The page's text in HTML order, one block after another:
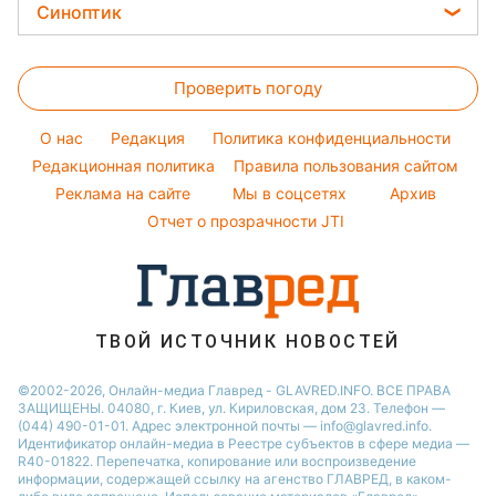
Новости Житомира
Елена Зеленская
Ани Лорак
Алла Пугачева
Максим Галкин
Настя Каменских
Легкие десерты
Праздничное меню
Авто
Стирка
Комнатные растения
Цены на продукты
Денежная помощь
Курс валют
Синоптик
Магнитные бури
Погода на сегодня
Погода на завтра
Пылевая буря
Проверить погоду
O нас Редакция
Политика конфиденциальности
Редакционная политика
Правила пользования сайтом
Реклама на сайте
Мы в соцсетях
Архив
Отчет о прозрачности JTI
ТВОЙ ИСТОЧНИК НОВОСТЕЙ
©2002-2026, Онлайн-медиа Главред - GLAVRED.INFO. ВСЕ ПРАВА
ЗАЩИЩЕНЫ. 04080, г. Киев, ул. Кириловская, дом 23. Телефон —
(044) 490-01-01. Адрес электронной почты — info@glavred.info.
Идентификатор онлайн-медиа в Реестре cубъектов в сфере медиа —
R40-01822. Перепечатка, копирование или воспроизведение
информации, содержащей ссылку на агенство ГЛАВРЕД, в каком-